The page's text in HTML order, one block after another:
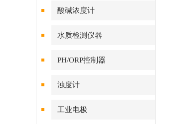
酸碱浓度计
水质检测仪器
PH/ORP控制器
浊度计
工业电极